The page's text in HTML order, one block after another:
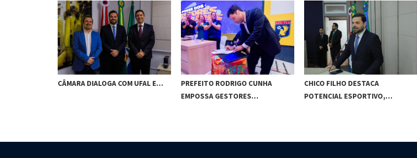
CÂMARA DIALOGA COM UFAL E…
PREFEITO RODRIGO CUNHA
EMPOSSA GESTORES…
CHICO FILHO DESTACA
POTENCIAL ESPORTIVO,…